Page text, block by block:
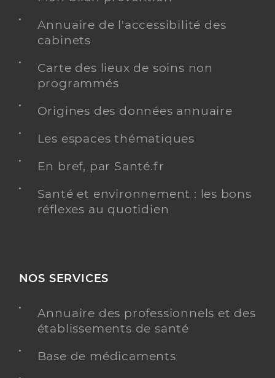
Annuaire de l'accessibilité des
cabinets
Carte des lieux de soins non
programmés
Origines des données annuaire
Les espaces thématiques
En bref, par Santé.fr
Santé et environnement : les bons
réflexes au quotidien
NOS SERVICES
Annuaire des professionnels et des
établissements de santé
Base de médicaments